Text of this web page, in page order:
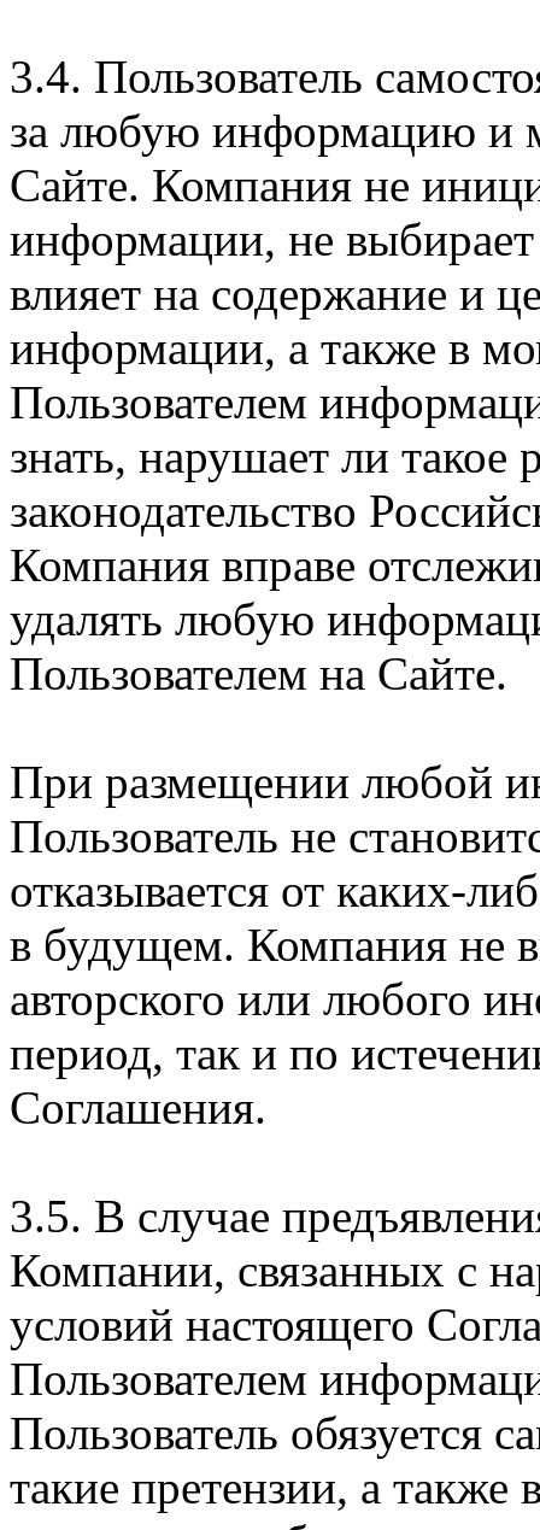
3.4. Пользователь
за любую информацию и
Сайте. Компания не
информации, не
влияет на содержание и
информации, а также в
Пользователем
знать, нарушает ли
законодательство
Компания вправе
удалять любую
Пользователем на Сайте.
При размещении любой
Пользователь не
отказывается от каких-
в будущем. Компания не
авторского или любого
период, так и по
Соглашения.
3.5. В случае
Компании, связанных с
условий настоящего
Пользователем
Пользователь обязуется
такие претензии, а также